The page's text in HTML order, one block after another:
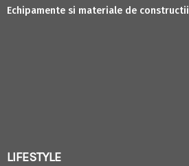
Echipamente si materiale de constructii
LIFESTYLE